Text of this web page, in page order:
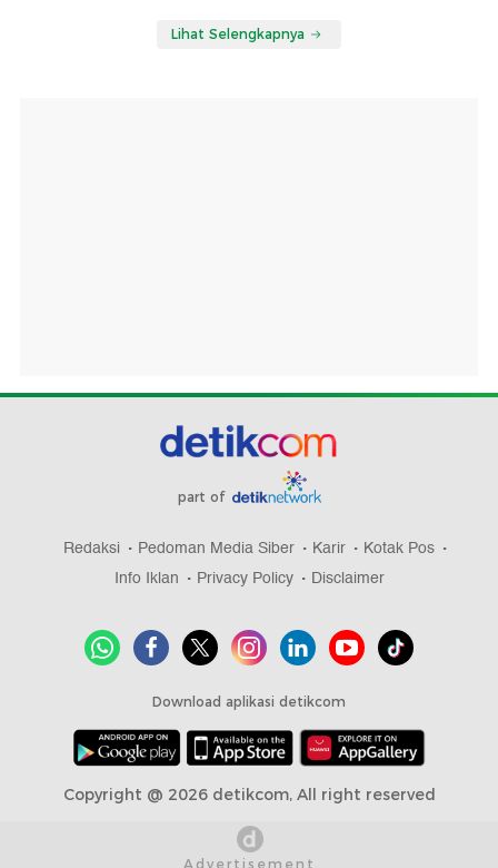
Lihat Selengkapnya
part of
Redaksi Pedoman Media Siber Karir
Kotak Pos
Info Iklan
Privacy Policy Disclaimer
Download aplikasi detikcom
Copyright @ 2026 detikcom, All right reserved